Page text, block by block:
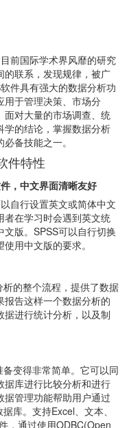
前国际学术界风靡的研究
的联系，发现规律，被广
件具有强大的数据分析功
用于管理决策、市场分
面对大量的市场调查、统
学的结论，掌握数据分析
备技能之一。
件特性
，中文界面清晰友好
自行设置英文或简体中文
者在学习时会遇到英文统
版。SPSS可以自行切换
用中文版的要求。
的整个流程，提供了数据
告这样一个数据分析的
进行统计分析，以及制
变得非常简单。它可以同
据库进行比较分析和进行
管理功能帮助用户通过
库。支持Excel、文本、
，通过使用ODBC(Open